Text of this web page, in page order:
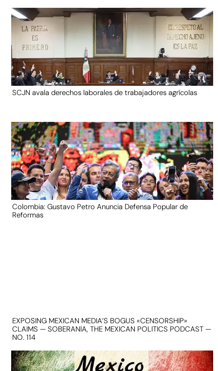
SCJN avala derechos laborales de trabajadores agrícolas
Colombia: Gustavo Petro Anuncia Defensa Popular de
Reformas
EXPOSING MEXICAN MEDIA’S BOGUS «CENSORSHIP»
CLAIMS — SOBERANIA, THE MEXICAN POLITICS PODCAST —
NO. 114